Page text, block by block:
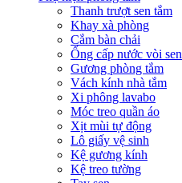
Thanh trượt sen tắm
Khay xà phòng
Cắm bàn chải
Ống cấp nước vòi sen
Gương phòng tắm
Vách kính nhà tắm
Xi phông lavabo
Móc treo quần áo
Xịt mùi tự động
Lô giấy vệ sinh
Kệ gương kính
Kệ treo tường